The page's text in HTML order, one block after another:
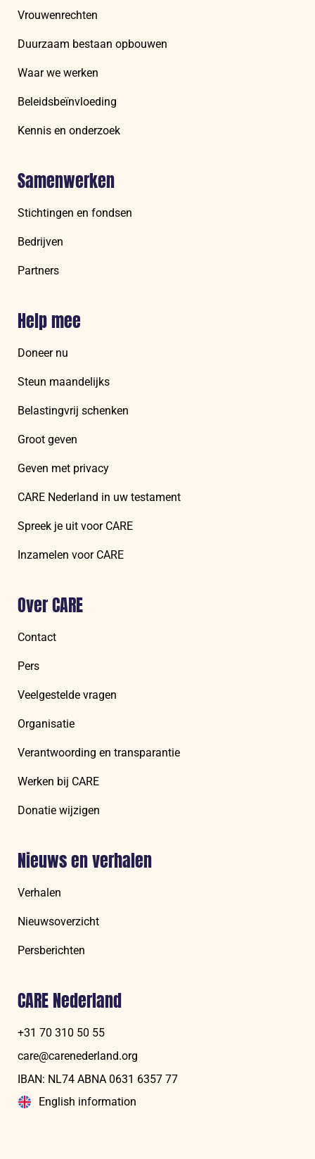
Vrouwenrechten
Duurzaam bestaan opbouwen
Waar we werken
Beleidsbeïnvloeding
Kennis en onderzoek
Samenwerken
Stichtingen en fondsen
Bedrijven
Partners
Help mee
Doneer nu
Steun maandelijks
Belastingvrij schenken
Groot geven
Geven met privacy
CARE Nederland in uw testament
Spreek je uit voor CARE
Inzamelen voor CARE
Over CARE
Contact
Pers
Veelgestelde vragen
Organisatie
Verantwoording en transparantie
Werken bij CARE
Donatie wijzigen
Nieuws en verhalen
Verhalen
Nieuwsoverzicht
Persberichten
CARE Nederland
+31 70 310 50 55
care@carenederland.org
IBAN: NL74 ABNA 06‍31 6‍357‍ 77
English information